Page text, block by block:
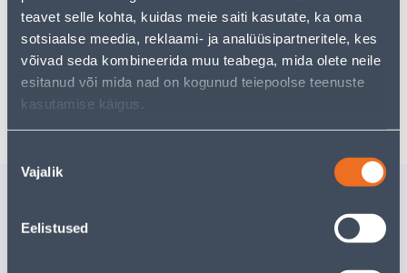
teavet selle kohta, kuidas meie saiti kasutate, ka oma
sotsiaalse meedia, reklaami- ja analüüsipartneritele, kes
võivad seda kombineerida muu teabega, mida olete neile
esitanud või mida nad on kogunud teiepoolse teenuste
kasutamise käigus.
valik
Vajalik
Eelistused
Eeldatav kojuvedu 3,69 € al. 2-5 tööpäeva
Tarne pakiautomaati al. 2,29 € al. 2-5 tööpäeva
Poest kätte, alates 06.08.2026
SK